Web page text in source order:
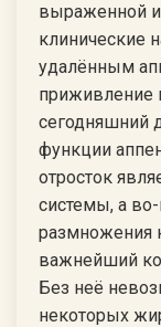
выраженной
клинические
удалённым
приживление
сегодняшний
функции
отросток
системы, а
размножения
важнейший
Без неё
некоторых